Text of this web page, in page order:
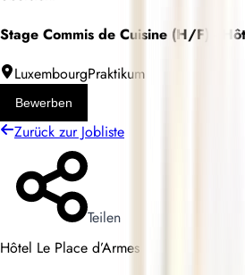
Stage Commis de Cuisine (H/F) -
LuxembourgPraktikum
Bewerben
Zurück zur Jobliste
Teilen
Hôtel Le Place d’Armes